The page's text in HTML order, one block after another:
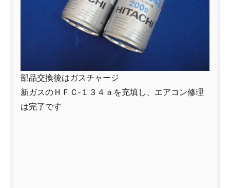
部品交換後はガスチャージ
新ガスのＨＦＣ-１３４ａを充填し、エアコン修理
は完了です